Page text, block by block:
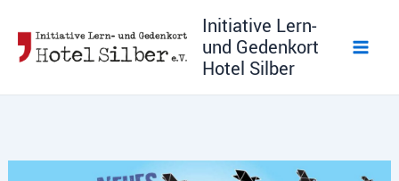
Inhalt
springen
Initiative Lern-
und Gedenkort
Hotel Silber